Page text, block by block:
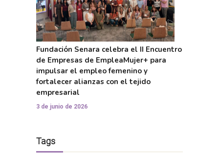
Fundación Senara celebra el II Encuentro
de Empresas de EmpleaMujer+ para
impulsar el empleo femenino y
fortalecer alianzas con el tejido
empresarial
3 de junio de 2026
Tags